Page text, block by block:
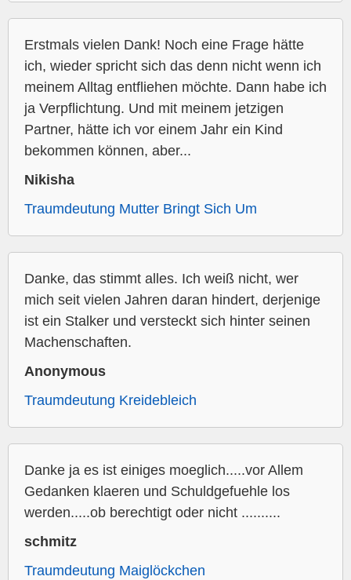
Erstmals vielen Dank! Noch eine Frage hätte
ich, wieder spricht sich das denn nicht wenn ich
meinem Alltag entfliehen möchte. Dann habe ich
ja Verpflichtung. Und mit meinem jetzigen
Partner, hätte ich vor einem Jahr ein Kind
bekommen können, aber...
Nikisha
Traumdeutung Mutter Bringt Sich Um
Danke, das stimmt alles. Ich weiß nicht, wer
mich seit vielen Jahren daran hindert, derjenige
ist ein Stalker und versteckt sich hinter seinen
Machenschaften.
Anonymous
Traumdeutung Kreidebleich
Danke ja es ist einiges moeglich.....vor Allem
Gedanken klaeren und Schuldgefuehle los
werden.....ob berechtigt oder nicht ..........
schmitz
Traumdeutung Maiglöckchen